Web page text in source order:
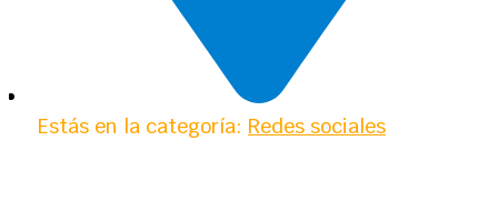
Estás en la categoría: Redes sociales